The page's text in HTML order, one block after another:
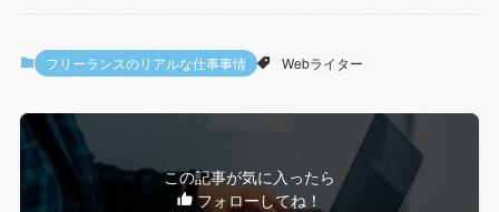
フリーランスのリアルな仕事事情 Webライター
この記事が気に入ったら
フォローしてね！